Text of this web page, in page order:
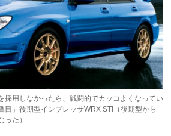
採用しなかったら、戦闘的でカッコよくなってい
」後期型インプレッサWRX STI（後期型から
った）